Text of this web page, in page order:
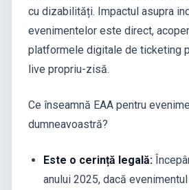
cu dizabilități. Impactul asupra
evenimentelor este direct,
platformele digitale de ticketing
live propriu-zisă.
Ce înseamnă EAA pentru
dumneavoastră?
Este o cerință legală:
anului 2025, dacă